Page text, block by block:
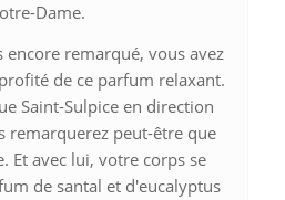
Dame.
encore remarqué, vous avez
de ce parfum relaxant.
Saint-Sulpice en direction
remarquerez peut-être que
Et avec lui, votre corps se
de santal et d'eucalyptus